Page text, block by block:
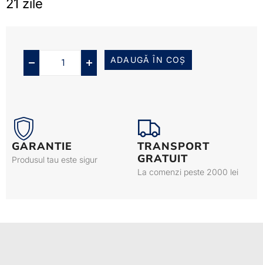
21 zile
ADAUGĂ ÎN COȘ
GARANTIE
Produsul tau este sigur
TRANSPORT
GRATUIT
La comenzi peste 2000 lei